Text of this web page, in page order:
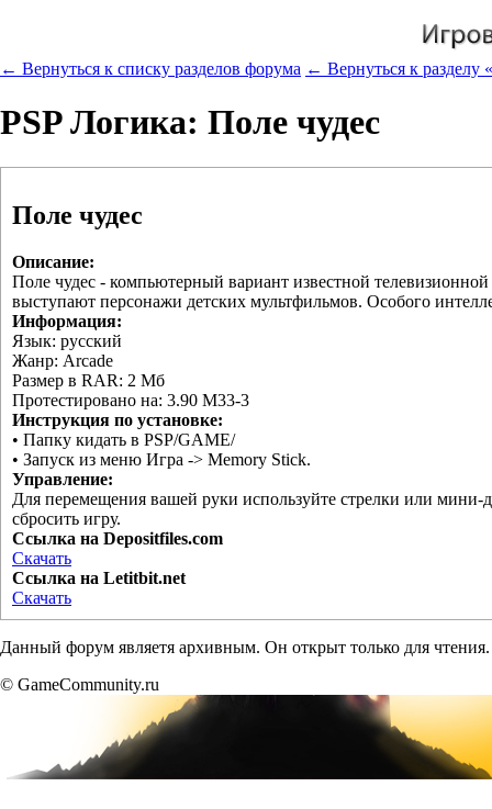
← Вернуться к списку разделов форума ← Вернуться к разделу
PSP Логика: Поле чудес
Поле чудес
Описание:
Поле чудес - компьютерный вариант известной
выступают персонажи детских мультфильмов. Особого
Информация:
Язык: русский
Жанр: Arcade
Размер в RAR: 2 Мб
Протестировано на: 3.90 M33-3
Инструкция по установке:
• Папку кидать в PSP/GAME/
• Запуск из меню Игра -> Memory Stick.
Управление:
Для перемещения вашей руки используйте стрелки или
сбросить игру.
Ссылка на Depositfiles.com
Скачать
Ссылка на Letitbit.net
Скачать
Данный форум являетя архивным. Он открыт только для чтения.
© GameCommunity.ru